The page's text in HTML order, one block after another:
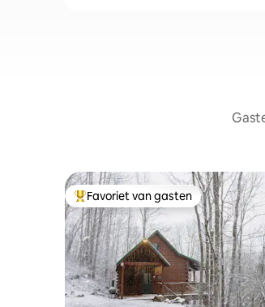
Topfavoriet van gasten
Favoriet van gasten